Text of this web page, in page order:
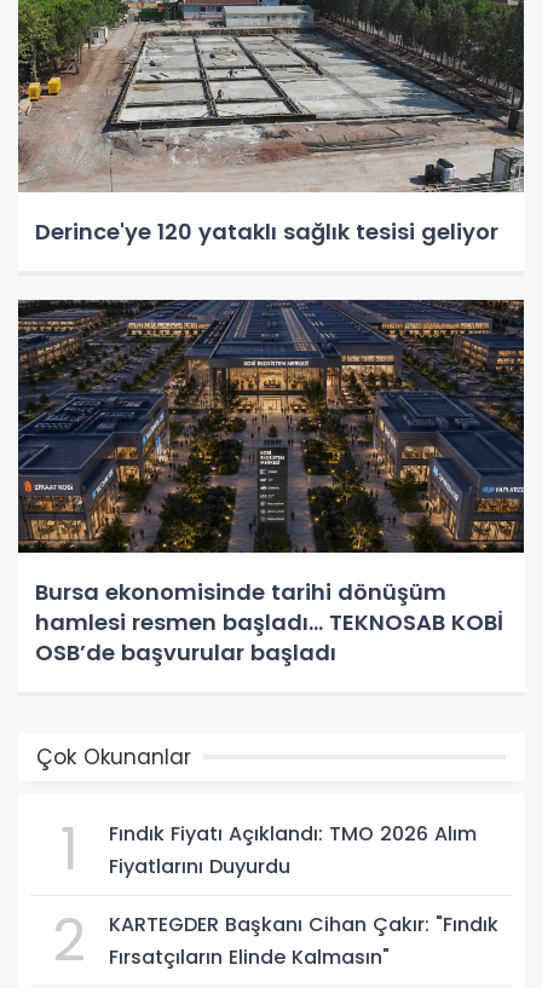
Derince'ye 120 yataklı sağlık tesisi geliyor
Bursa ekonomisinde tarihi dönüşüm
hamlesi resmen başladı... TEKNOSAB KOBİ
OSB’de başvurular başladı
Çok Okunanlar
1
Fındık Fiyatı Açıklandı: TMO 2026 Alım
Fiyatlarını Duyurdu
2
KARTEGDER Başkanı Cihan Çakır: "Fındık
Fırsatçıların Elinde Kalmasın"